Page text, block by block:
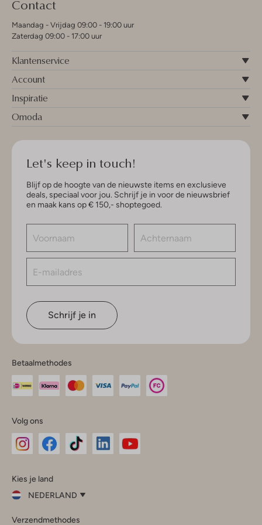
Contact
Maandag - Vrijdag 09:00 - 19:00 uur
Zaterdag 09:00 - 17:00 uur
Klantenservice
Account
Inspiratie
Omoda
Let's keep in touch!
Blijf op de hoogte van de nieuwste items en exclusieve
deals, speciaal voor jou. Schrijf je in voor de nieuwsbrief
en maak kans op € 150,- shoptegoed.
Schrijf je in
Betaalmethodes
Volg ons
InstagramFacebook
Kies je land
NEDERLAND
je
Verzendmethodes